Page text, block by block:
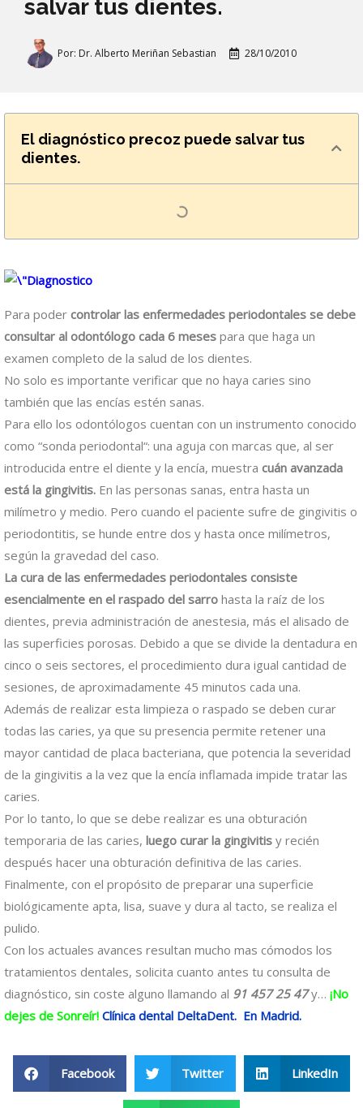
salvar tus dientes.
Por: Dr. Alberto Meriñan Sebastian 28/10/2010
El diagnóstico precoz puede salvar tus
dientes.
Para poder controlar las enfermedades periodontales se debe
consultar al odontólogo cada 6 meses para que haga un
examen completo de la salud de los dientes.
No solo es importante verificar que no haya caries sino
también que las encías estén sanas.
Para ello los odontólogos cuentan con un instrumento conocido
como “sonda periodontal“: una aguja con marcas que, al ser
introducida entre el diente y la encía, muestra cuán avanzada
está la gingivitis. En las personas sanas, entra hasta un
milímetro y medio. Pero cuando el paciente sufre de gingivitis o
periodontitis, se hunde entre dos y hasta once milímetros,
según la gravedad del caso.
La cura de las enfermedades periodontales consiste
esencialmente en el raspado del sarro hasta la raíz de los
dientes, previa administración de anestesia, más el alisado de
las superficies porosas. Debido a que se divide la dentadura en
cinco o seis sectores, el procedimiento dura igual cantidad de
sesiones, de aproximadamente 45 minutos cada una.
Además de realizar esta limpieza o raspado se deben curar
todas las caries, ya que su presencia permite retener una
mayor cantidad de placa bacteriana, que potencia la severidad
de la gingivitis a la vez que la encía inflamada impide tratar las
caries.
Por lo tanto, lo que se debe realizar es una obturación
temporaria de las caries, luego curar la gingivitis y recién
después hacer una obturación definitiva de las caries.
Finalmente, con el propósito de preparar una superficie
biológicamente apta, lisa, suave y dura al tacto, se realiza el
pulido.
Con los actuales avances resultan mucho mas cómodos los
tratamientos dentales, solicita cuanto antes tu consulta de
diagnóstico, sin coste alguno llamando al 91 457 25 47y… ¡No
dejes de Sonreír! Clínica dental DeltaDent. En Madrid.
Facebook Twitter LinkedIn